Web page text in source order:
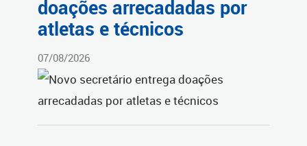
doações arrecadadas por
atletas e técnicos
07/08/2026